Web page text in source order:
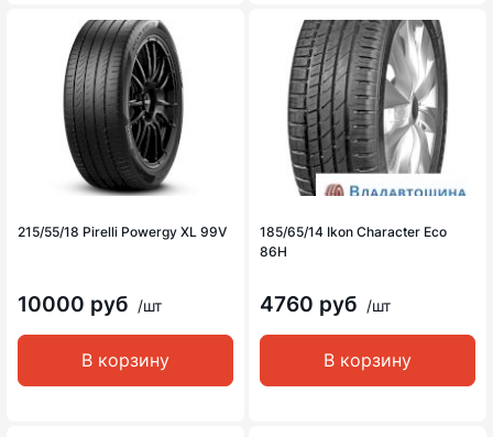
215/55/18 Pirelli Powergy XL 99V
10000 руб /шт
В корзину
185/65/14 Ikon Character Eco
86H
4760 руб /шт
В корзину